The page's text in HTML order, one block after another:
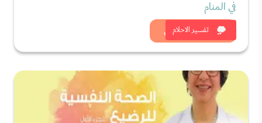
تفسير الاحلام
في المنام
شاهد الان